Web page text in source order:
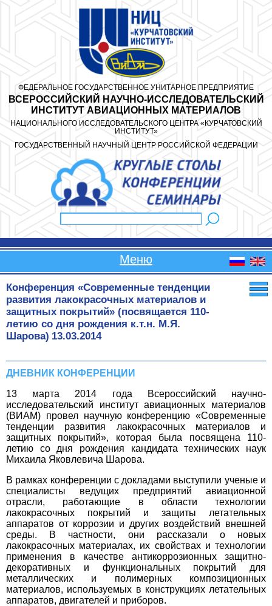
ФЕДЕРАЛЬНОЕ ГОСУДАРСТВЕННОЕ УНИТАРНОЕ ПРЕДПРИЯТИЕ
ВСЕРОССИЙСКИЙ НАУЧНО-ИССЛЕДОВАТЕЛЬСКИЙ
ИНСТИТУТ АВИАЦИОННЫХ МАТЕРИАЛОВ
НАЦИОНАЛЬНОГО ИССЛЕДОВАТЕЛЬСКОГО ЦЕНТРА «КУРЧАТОВСКИЙ
ИНСТИТУТ»
ГОСУДАРСТВЕННЫЙ НАУЧНЫЙ ЦЕНТР РОССИЙСКОЙ ФЕДЕРАЦИИ
Форма поиска
Меню
Конференция «Современные тенденции
развития лакокрасочных материалов и
защитных покрытий» (посвящается 110-
летию со дня рождения к.т.н. М.Я.
Шарова) 13.03.2014
ДНЕВНИК КОНФЕРЕНЦИИ
13 марта 2014 года Всероссийский научно-
исследовательский институт авиационных материалов
(ВИАМ) провел научную конференцию «Современные
тенденции развития лакокрасочных материалов и
защитных покрытий», которая была посвящена 110-
летию со дня рождения кандидата технических наук
Михаила Яковлевича Шарова.
В рамках конференции с докладами выступили ученые и
специалисты ведущих предприятий авиационной
отрасли, работающие в области технологии
лакокрасочных покрытий и защиты летательных
аппаратов от коррозии и других воздействий внешней
среды. В частности, они рассказали о новых
лакокрасочных материалах, их свойствах и технологии
применения в качестве антикоррозионных защитно-
декоративных и функциональных покрытий для
металлических и полимерных композиционных
материалов, используемых в конструкциях летательных
аппаратов, двигателей и приборов.